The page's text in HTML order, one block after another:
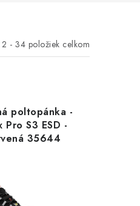
2 - 34 položiek celkom
poltopánka -
Pro S3 ESD -
35644